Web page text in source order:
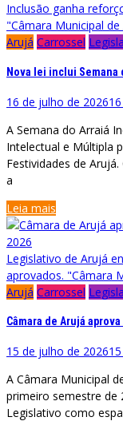
Inclusão ganha
"Câmara Municipal de
Arujá Carrossel
Nova lei inclui
16 de julho de 2026
A Semana do Arraiá
Intelectual e Múltipla
Festividades de
a
Leia mais
Legislativo de Arujá
aprovados. "Câmara
Arujá Carrossel
Câmara de Arujá
15 de julho de 2026
A Câmara Municipal
primeiro semestre de
Legislativo como